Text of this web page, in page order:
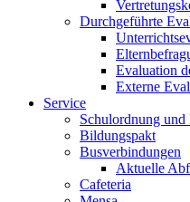
Durchgeführte
Evaluation
Externe
Service
Schulordnung und
Bildungspakt
Busverbindungen
Aktuelle
Cafeteria